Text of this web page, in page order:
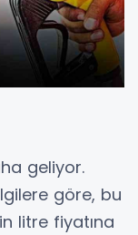
geliyor.
göre, bu
litre fiyatına